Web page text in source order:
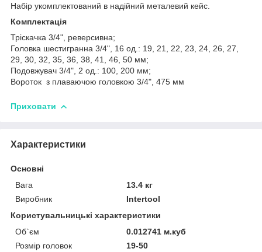
Набір укомплектований в надійний металевий кейс.
Комплектація
Тріскачка 3/4", реверсивна;
Головка шестигранна 3/4", 16 од.: 19, 21, 22, 23, 24, 26, 27,
29, 30, 32, 35, 36, 38, 41, 46, 50 мм;
Подовжувач 3/4", 2 од.: 100, 200 мм;
Вороток з плаваючою головкою 3/4", 475 мм
Приховати
Характеристики
Основні
Вага
13.4 кг
Виробник
Intertool
Користувальницькі характеристики
Об`єм
0.012741 м.куб
Розмір головок
19-50